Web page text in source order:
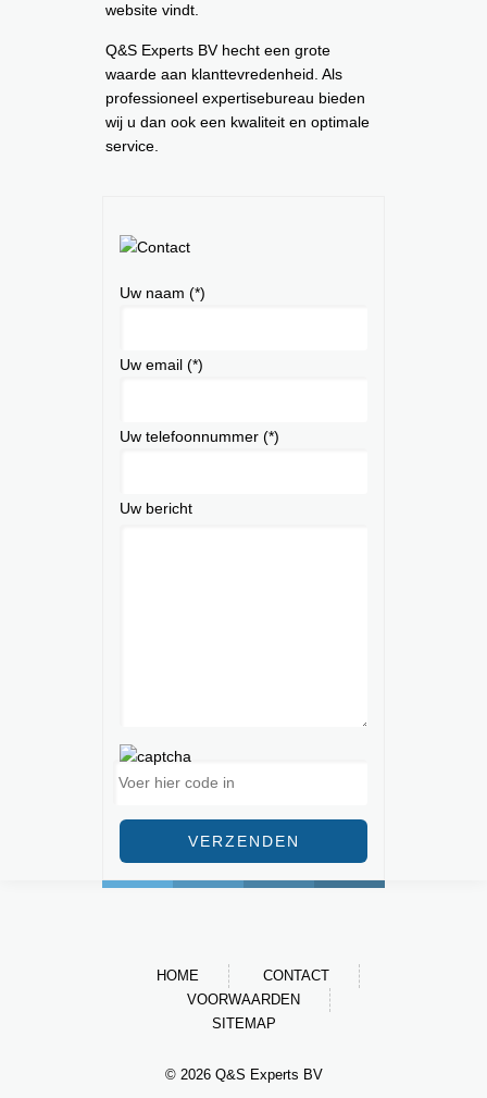
website vindt.
Q&S Experts BV hecht een grote
waarde aan klanttevredenheid. Als
professioneel expertisebureau bieden
wij u dan ook een kwaliteit en optimale
service.
Uw naam (*)
Uw email (*)
Uw telefoonnummer (*)
Uw bericht
HOME
CONTACT
VOORWAARDEN
SITEMAP
© 2026 Q&S Experts BV